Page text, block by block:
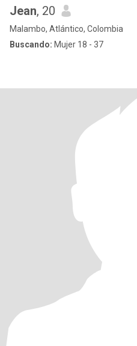
Jean, 20
Malambo, Atlántico, Colombia
Buscando: Mujer 18 - 37